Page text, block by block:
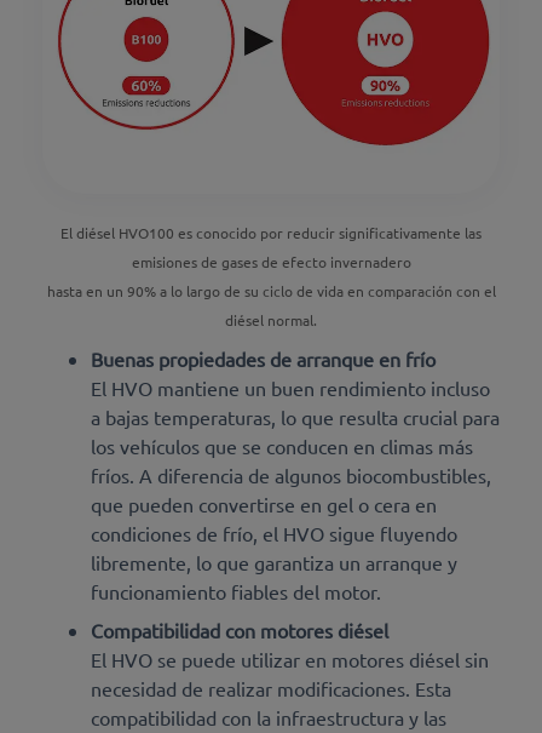
El diésel HVO100 es conocido por reducir significativamente las
emisiones de gases de efecto invernadero
hasta en un 90% a lo largo de su ciclo de vida en comparación con el
diésel normal.
Buenas propiedades de arranque en frío
El HVO mantiene un buen rendimiento incluso
a bajas temperaturas, lo que resulta crucial para
los vehículos que se conducen en climas más
fríos. A diferencia de algunos biocombustibles,
que pueden convertirse en gel o cera en
condiciones de frío, el HVO sigue fluyendo
libremente, lo que garantiza un arranque y
funcionamiento fiables del motor.
Compatibilidad con motores diésel
El HVO se puede utilizar en motores diésel sin
necesidad de realizar modificaciones. Esta
compatibilidad con la infraestructura y las